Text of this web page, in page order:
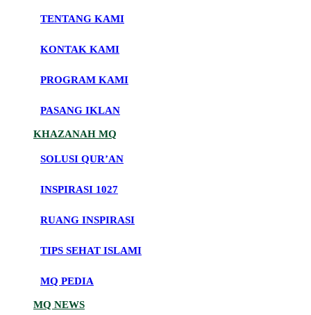
TENTANG KAMI
KONTAK KAMI
PROGRAM KAMI
PASANG IKLAN
KHAZANAH MQ
SOLUSI QUR’AN
INSPIRASI 1027
RUANG INSPIRASI
TIPS SEHAT ISLAMI
MQ PEDIA
MQ NEWS